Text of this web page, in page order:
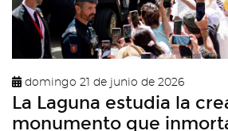
domingo 21 de junio de 2026
La Laguna estudia la
monumento que